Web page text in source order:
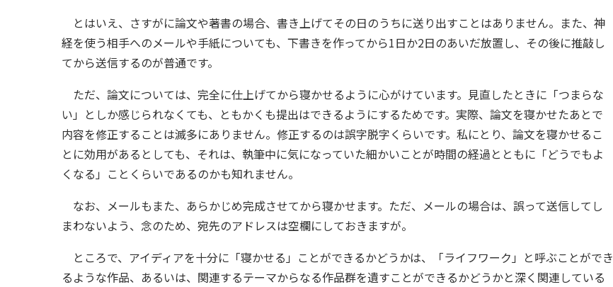
とはいえ、さすがに論文や著書の場合、書き上げてその日のうちに送り出すことはありません。また、神
経を使う相手へのメールや手紙についても、下書きを作ってから1日か2日のあいだ放置し、その後に推敲し
てから送信するのが普通です。
ただ、論文については、完全に仕上げてから寝かせるように心がけています。見直したときに「つまらな
い」としか感じられなくても、ともかくも提出はできるようにするためです。実際、論文を寝かせたあとで
内容を修正することは滅多にありません。修正するのは誤字脱字くらいです。私にとり、論文を寝かせるこ
とに効用があるとしても、それは、執筆中に気になっていた細かいことが時間の経過とともに「どうでもよ
くなる」ことくらいであるのかも知れません。
なお、メールもまた、あらかじめ完成させてから寝かせます。ただ、メールの場合は、誤って送信してし
まわないよう、念のため、宛先のアドレスは空欄にしておきますが。
ところで、アイディアを十分に「寝かせる」ことができるかどうかは、「ライフワーク」と呼ぶことができ
るような作品、あるいは、関連するテーマからなる作品群を遺すことができるかどうかと深く関連している